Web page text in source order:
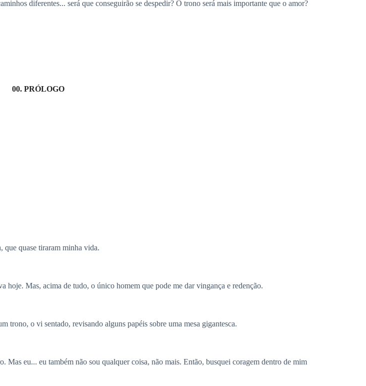
diferentes... será que conseguirão se despedir? O trono será mais importante que o amor?
00. PRÓLOGO
que quase tiraram minha vida.
hoje. Mas, acima de tudo, o único homem que pode me dar vingança e redenção.
trono, o vi sentado, revisando alguns papéis sobre uma mesa gigantesca.
Mas eu... eu também não sou qualquer coisa, não mais. Então, busquei coragem dentro de mim